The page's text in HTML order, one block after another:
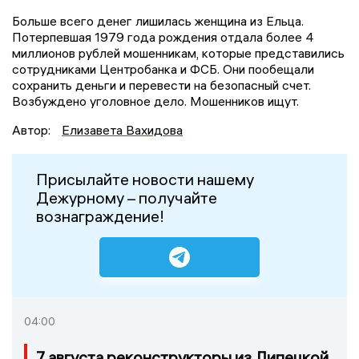
Больше всего денег лишилась женщина из Ельца.
Потерпевшая 1979 года рождения отдала более 4
миллионов рублей мошенникам, которые представились
сотрудниками Центробанка и ФСБ. Они пообещали
сохранить деньги и перевести на безопасный счет.
Возбуждено уголовное дело. Мошенников ищут.
Автор:
Елизавета Вахидова
Присылайте новости нашему
Дежурному – получайте
вознаграждение!
04:00